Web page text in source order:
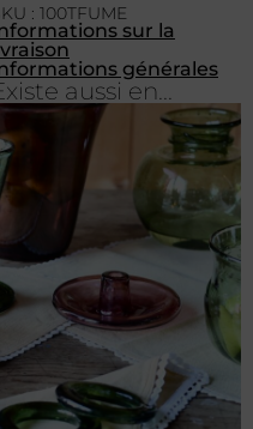
: 100TFUME
sur la
générales
aussi en...